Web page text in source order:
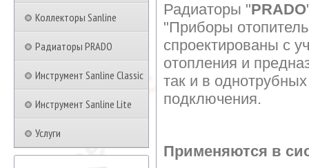
Коллекторы Sanline
Радиаторы PRADO
Инструмент Sanline Classic
Инструмент Sanline Lite
Услуги
Радиаторы "PRADO
"Приборы
спроектированы с
отопления и
так и в
подключения.
Применяются в